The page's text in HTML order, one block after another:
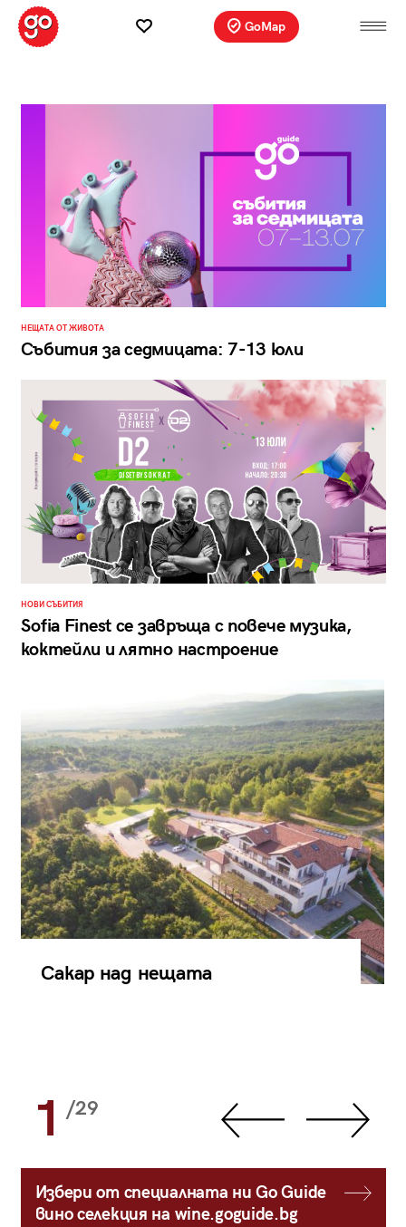
GoMap
НЕЩАТА ОТ ЖИВОТА
Събития за седмицата: 7-13 юли
НОВИ СЪБИТИЯ
Sofia Finest се завръща с повече музика,
коктейли и лятно настроение
Сакар над нещата
1 /29
Избери от специалната ни Go Guide
вино селекция на wine.goguide.bg